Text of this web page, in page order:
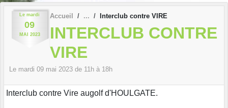
Le mardi
09
MAI 2023
Accueil Interclub contre VIRE
INTERCLUB CONTRE
VIRE
Le mardi 09 mai 2023 de 11h à 18h
Interclub contre Vire augolf d'HOULGATE.